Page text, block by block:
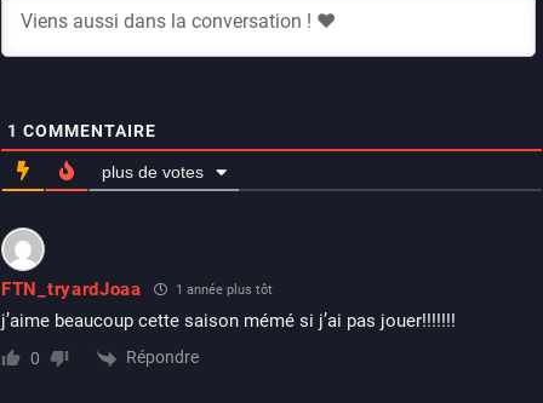
1 COMMENTAIRE
plus de votes
FTN_tryardJoaa 1 année plus tôt
j’aime beaucoup cette saison mémé si j’ai pas jouer!!!!!!!
0 Répondre